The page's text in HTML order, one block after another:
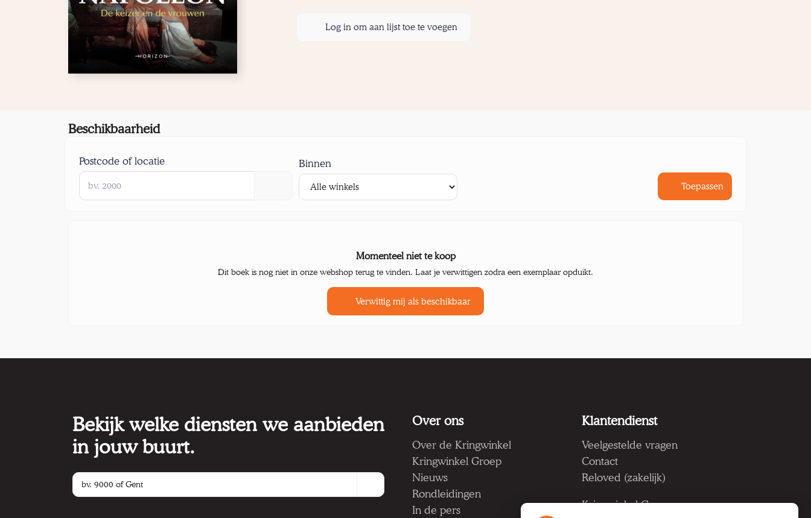
Log in om aan lijst toe te voegen
Beschikbaarheid
Postcode of locatie Binnen
Toepassen
Momenteel niet te koop
Dit boek is nog niet in onze webshop terug te vinden. Laat je verwittigen zodra een exemplaar opduikt.
Verwittig mij als beschikbaar
Bekijk welke diensten we aanbieden
in jouw buurt.
Over ons
Over de Kringwinkel
Kringwinkel Groep
Nieuws
Rondleidingen
In de pers
Klantendienst
Veelgestelde vragen
Contact
Reloved (zakelijk)
Kringwinkel Groep vzw